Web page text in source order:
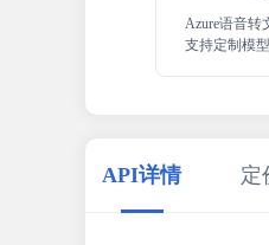
Azure语音转
支持定制模
API详情 定